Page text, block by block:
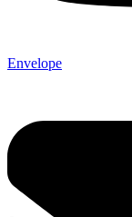
Envelope